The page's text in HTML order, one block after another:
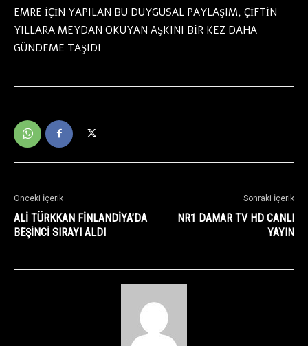
EMRE İÇİN YAPILAN BU DUYGUSAL PAYLAŞIM, ÇİFTİN
YILLARA MEYDAN OKUYAN AŞKINI BİR KEZ DAHA
GÜNDEME TAŞIDI
Önceki İçerik
ALİ TÜRKKAN FİNLANDİYA’DA
BEŞİNCİ SIRAYI ALDI
Sonraki İçerik
NR1 DAMAR TV HD CANLI
YAYIN